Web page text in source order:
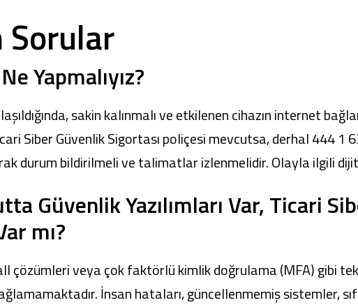
Sorular
Yapmalıyız?
sakin kalınmalı ve etkilenen cihazın internet
Siber Güvenlik Sigortası poliçesi mevcutsa, derhal 444
durum bildirilmeli ve talimatlar izlenmelidir. Olayla ilgili
Güvenlik Yazılımları Var, Ticari
mı?
çözümleri veya çok faktörlü kimlik doğrulama (MFA) gibi
İnsan hataları, güncellenmemiş sistemler,